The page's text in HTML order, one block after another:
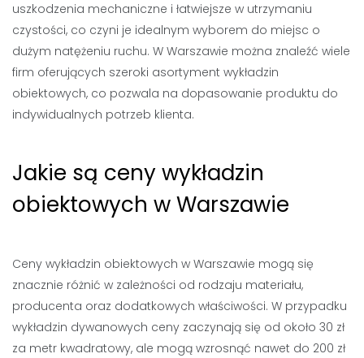
uszkodzenia mechaniczne i łatwiejsze w utrzymaniu
czystości, co czyni je idealnym wyborem do miejsc o
dużym natężeniu ruchu. W Warszawie można znaleźć wiele
firm oferujących szeroki asortyment wykładzin
obiektowych, co pozwala na dopasowanie produktu do
indywidualnych potrzeb klienta.
Jakie są ceny wykładzin
obiektowych w Warszawie
Ceny wykładzin obiektowych w Warszawie mogą się
znacznie różnić w zależności od rodzaju materiału,
producenta oraz dodatkowych właściwości. W przypadku
wykładzin dywanowych ceny zaczynają się od około 30 zł
za metr kwadratowy, ale mogą wzrosnąć nawet do 200 zł